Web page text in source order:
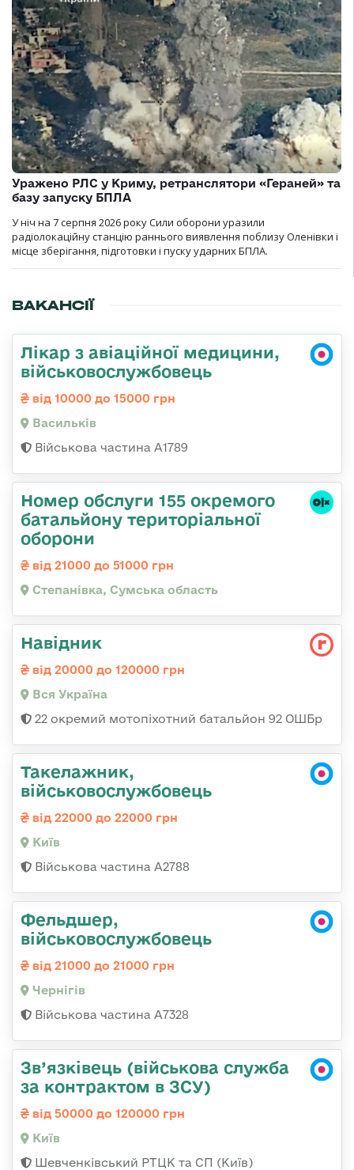
Уражено РЛС у Криму, ретранслятори «Гераней» та
базу запуску БПЛА
У ніч на 7 серпня 2026 року Сили оборони уразили
радіолокаційну станцію раннього виявлення поблизу Оленівки і
місце зберігання, підготовки і пуску ударних БПЛА.
ВАКАНСІЇ
Лікар з авіаційної медицини,
військовослужбовець
від 10000 до 15000 грн
Васильків
Військова частина А1789
Номер обслуги 155 окремого
батальйону територіальної
оборони
від 21000 до 51000 грн
Степанівка, Сумська область
Навідник
від 20000 до 120000 грн
Вся Україна
22 окремий мотопіхотний батальйон 92 ОШБр
Такелажник,
військовослужбовець
від 22000 до 22000 грн
Київ
Військова частина А2788
Фельдшер,
військовослужбовець
від 21000 до 21000 грн
Чернігів
Військова частина А7328
Зв’язківець (військова служба
за контрактом в ЗСУ)
від 50000 до 120000 грн
Київ
Шевченківський РТЦК та СП (Київ)